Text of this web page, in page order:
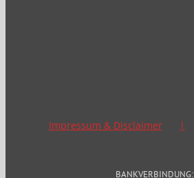
Impressum & Disclaimer
BANKVERBINDUNG: